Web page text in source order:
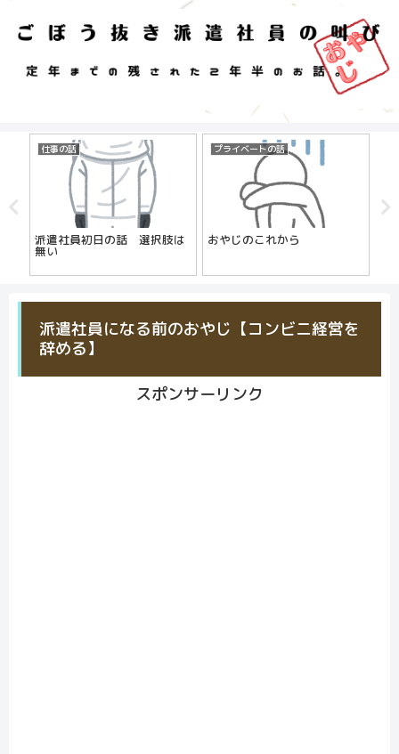
仕事の話
派遣社員初日の話 選択肢は
無い
プライベートの話
おやじのこれから
派遣社員になる前のおやじ【コンビニ経営を
辞める】
スポンサーリンク